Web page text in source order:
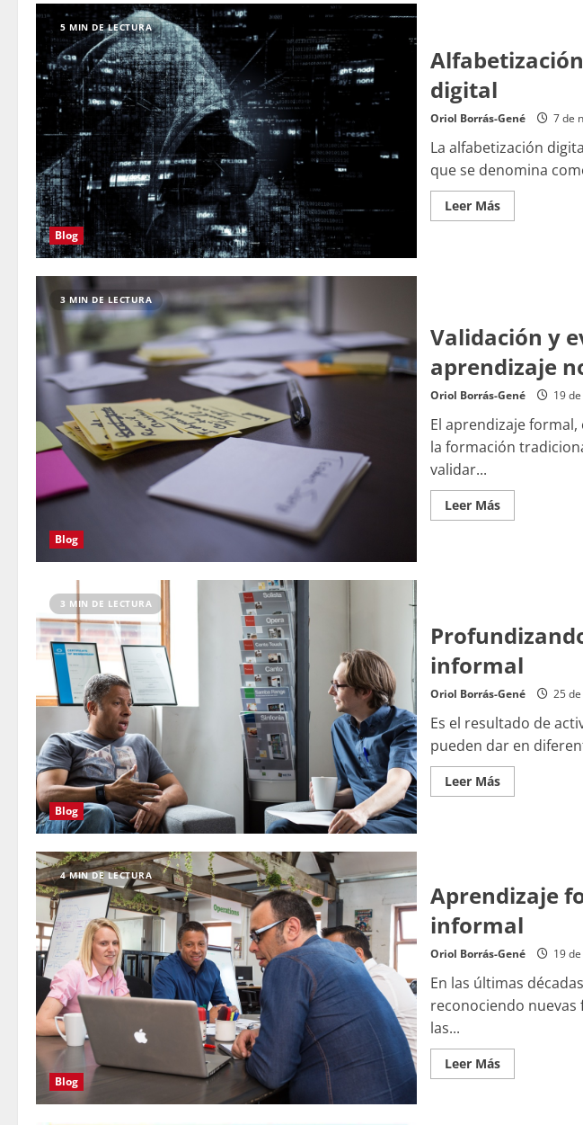
digitales,
certificados,
5 MIN DE LECTURA
Blog
digital
Oriol Borrás-Gené 7 de
La alfabetización
que se denomina
Leer MásLeer
más
3 MIN DE LECTURA
Blog
Validación y
aprendizaje
Oriol Borrás-Gené 19
El aprendizaje
la formación
validar...
Leer MásLeer
más
no
formal
informal
3 MIN DE LECTURA
Blog
informal
Oriol Borrás-Gené 25
Es el resultado de
pueden dar en
Leer MásLeer
más
4 MIN DE LECTURA
Blog
Aprendizaje
informal
Oriol Borrás-Gené 19
En las últimas
reconociendo nuevas
las...
Leer MásLeer
más